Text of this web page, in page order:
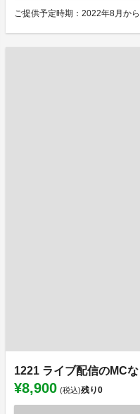
ご提供予定時期：2022年8月か
1221 ライブ配信のMCな
¥8,900 (税込)残り0